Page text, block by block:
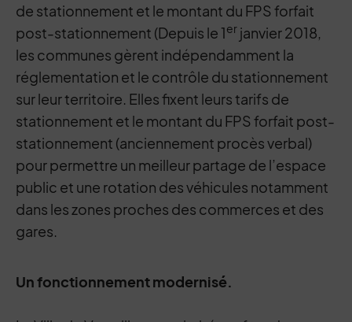
de stationnement et le montant du FPS forfait
post-stationnement (Depuis le 1er janvier 2018,
les communes gèrent indépendamment la
réglementation et le contrôle du stationnement
sur leur territoire. Elles fixent leurs tarifs de
stationnement et le montant du FPS forfait post-
stationnement (anciennement procès verbal)
pour permettre un meilleur partage de l’espace
public et une rotation des véhicules notamment
dans les zones proches des commerces et des
gares.
Un fonctionnement modernisé.